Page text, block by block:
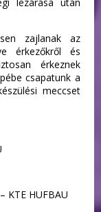
zajlanak az
érkezőkről és
érkeznek
csapatunk a
meccset
KTE HUFBAU